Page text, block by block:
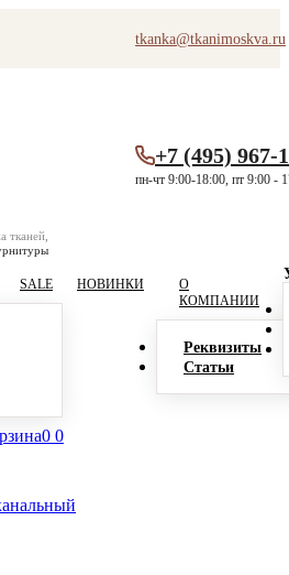
tkanka@tkanimoskva.ru
тканей,
+7 (495) 967-
пн-чт 9:00-18:00, пт 9:00 -
SALE НОВИНКИ
О
КОМПАНИИ
Реквизиты
Статьи
0 0